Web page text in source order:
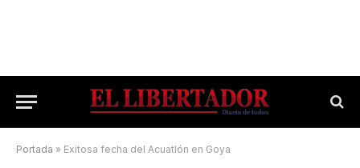
Portada » Exitosa fecha del Acuatlón en Goya